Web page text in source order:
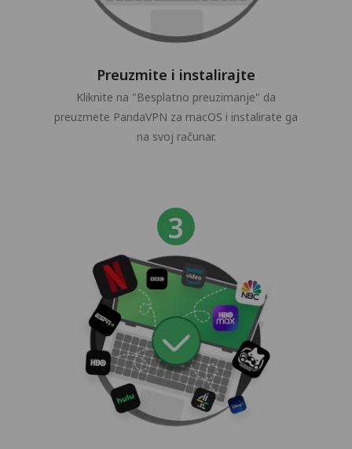
Preuzmite i instalirajte
Kliknite na "Besplatno preuzimanje" da
preuzmete PandaVPN za macOS i instalirate ga
na svoj računar.